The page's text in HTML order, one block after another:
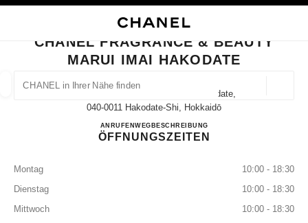
CHANEL IN IHRER NÄHE FINDEN
Vorschläge werden unter dieser Suchleiste angezeigt
0 Vorschläge verfügbar
BOUTIQUEKARTE SCHLIESSEN CHANEL FRAGRANCE & BEAUTY MARUI
CHANEL FRAGRANCE & BEAUTY
MARUI IMAI HAKODATE
32-15 Hon-Machi Hakodateshi Hakodate,
040-0011 Hakodate-Shi, Hokkaidō
ANRUFEN0138-32-1167
WEGBESCHREIBUNGCHANEL FRAGRANCE &
ÖFFNUNGSZEITEN
Montag
10:00 - 18:30
Dienstag
10:00 - 18:30
Mittwoch
10:00 - 18:30
BRILLEN UHREN UND SCHMUCK